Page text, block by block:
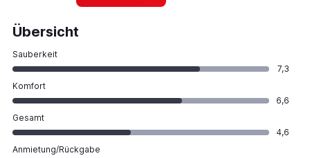
Übersicht
Sauberkeit
7,3
Komfort
6,6
Gesamt
4,6
Anmietung/Rückgabe